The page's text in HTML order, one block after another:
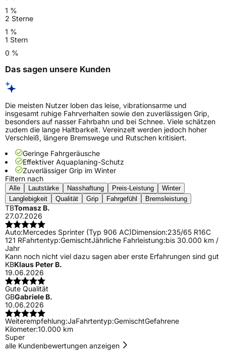
1 %
2 Sterne
1 %
1 Stern
0 %
Das sagen unsere Kunden
Die meisten Nutzer loben das leise, vibrationsarme und
insgesamt ruhige Fahrverhalten sowie den zuverlässigen Grip,
besonders auf nasser Fahrbahn und bei Schnee. Viele schätzen
zudem die lange Haltbarkeit. Vereinzelt werden jedoch hoher
Verschleiß, längere Bremswege und Rutschen kritisiert.
Geringe Fahrgeräusche
Effektiver Aquaplaning-Schutz
Zuverlässiger Grip im Winter
Filtern nach
Alle Lautstärke Nasshaftung Preis-Leistung
Winter
Langlebigkeit
Qualität Grip Fahrgefühl Bremsleistung
TBTomasz B.
27.07.2026
Auto:Mercedes Sprinter (Typ 906 AC)Dimension:235/65 R16C
121 RFahrtentyp:GemischtJährliche Fahrleistung:bis 30.000 km /
Jahr
Kann noch nicht viel dazu sagen aber erste Erfahrungen sind gut
KBKlaus Peter B.
19.06.2026
Gute Qualität
GBGabriele B.
10.06.2026
Weiterempfehlung:JaFahrtentyp:GemischtGefahrene
Kilometer:10.000 km
Super
alle Kundenbewertungen anzeigen